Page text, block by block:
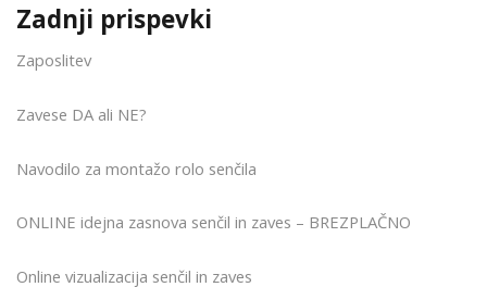
Zadnji prispevki
Zaposlitev
Zavese DA ali NE?
Navodilo za montažo rolo senčila
ONLINE idejna zasnova senčil in zaves – BREZPLAČNO
Online vizualizacija senčil in zaves